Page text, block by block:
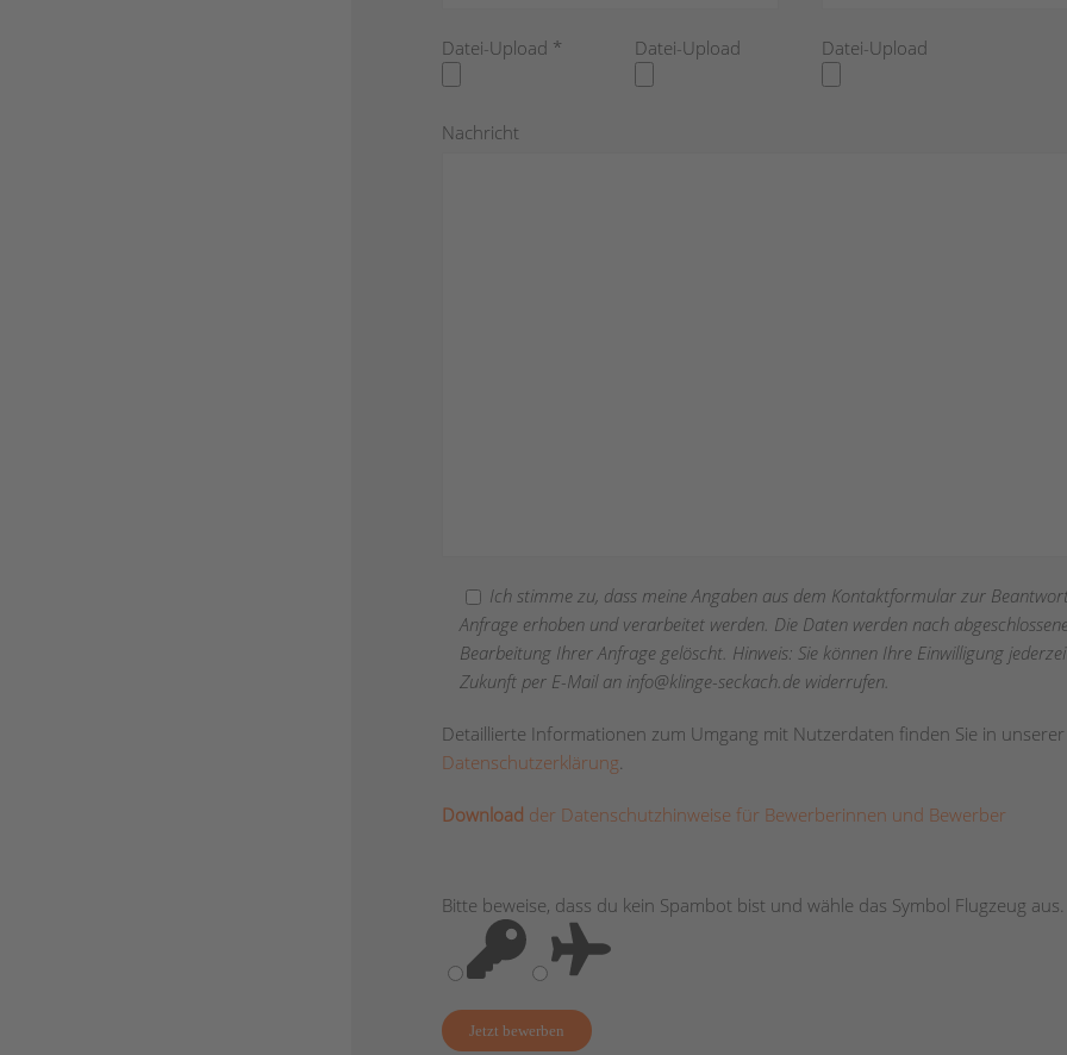
Datei-Upload * Datei-Upload Datei-Upload
Nachricht
Ich stimme zu, dass meine Angaben aus dem Kontaktformular zur
Anfrage erhoben und verarbeitet werden. Die Daten werden nach
Bearbeitung Ihrer Anfrage gelöscht. Hinweis: Sie können Ihre Einwilligung
Zukunft per E-Mail an info@klinge-seckach.de widerrufen.
Detaillierte Informationen zum Umgang mit Nutzerdaten finden Sie in unserer
Datenschutzerklärung
Download der Datenschutzhinweise für Bewerberinnen und Bewerber
Bitte beweise, dass du kein Spambot bist und wähle das Symbol Flugzeug aus.